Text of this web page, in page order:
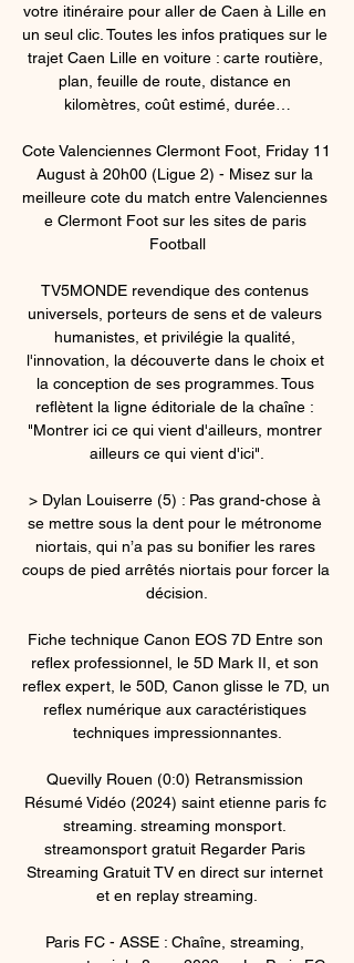
votre itinéraire pour aller de Caen à Lille en
un seul clic. Toutes les infos pratiques sur le
trajet Caen Lille en voiture : carte routière,
plan, feuille de route, distance en
kilomètres, coût estimé, durée…
Cote Valenciennes Clermont Foot, Friday 11
August à 20h00 (Ligue 2) - Misez sur la
meilleure cote du match entre Valenciennes
e Clermont Foot sur les sites de paris
Football
TV5MONDE revendique des contenus
universels, porteurs de sens et de valeurs
humanistes, et privilégie la qualité,
l'innovation, la découverte dans le choix et
la conception de ses programmes. Tous
reflètent la ligne éditoriale de la chaîne :
"Montrer ici ce qui vient d'ailleurs, montrer
ailleurs ce qui vient d'ici".
> Dylan Louiserre (5) : Pas grand-chose à
se mettre sous la dent pour le métronome
niortais, qui n’a pas su bonifier les rares
coups de pied arrêtés niortais pour forcer la
décision.
Fiche technique Canon EOS 7D Entre son
reflex professionnel, le 5D Mark II, et son
reflex expert, le 50D, Canon glisse le 7D, un
reflex numérique aux caractéristiques
techniques impressionnantes.
Quevilly Rouen (0:0) Retransmission
Résumé Vidéo (2024) saint etienne paris fc
streaming. streaming monsport.
streamonsport gratuit Regarder Paris
Streaming Gratuit TV en direct sur internet
et en replay streaming.
Paris FC - ASSE : Chaîne, streaming,